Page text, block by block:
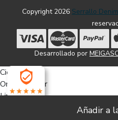
Copyright 2026 Serrallo
Desarrollado por
Cierra
Ordenado por
Limpiar